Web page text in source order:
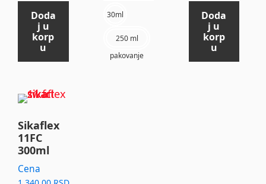
Doda
j u
korp
u
30ml
250 ml
pakovanje
Doda
j u
korp
u
Sikaflex
11FC
300ml
Cena
This
product
has
multiple
variants.